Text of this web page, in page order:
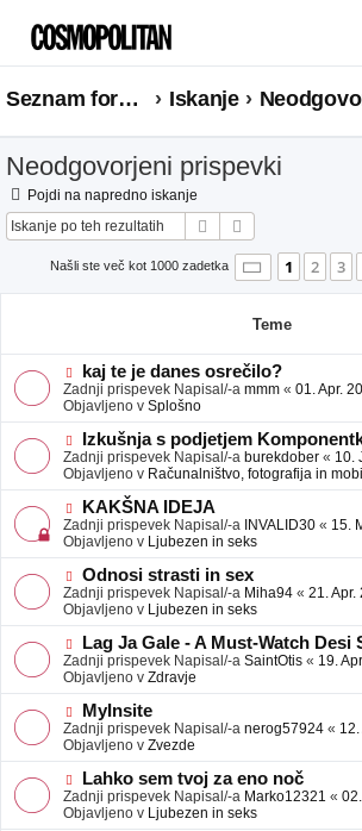
Seznam forumov Iskanje
Neodgovorjeni prispevki
Pojdi na napredno iskanje
Iskanje
Našli ste več kot 1000 zadetka Stran 1od34
1 2 3
Teme
N
o
v
e
o
b
j
a
v
e
kaj te je danes osrečilo?
Zadnji prispevek Napisal/-a mmm « 01. Apr.
Objavljeno v Splošno
N
o
v
e
o
b
j
a
v
e
Izkušnja s podjetjem
Zadnji prispevek Napisal/-a burekdober « 10.
Objavljeno v Računalništvo, fotografija in
N
o
v
e
o
b
j
a
v
e
KAKŠNA IDEJA
Zadnji prispevek Napisal/-a INVALID30 « 15.
Objavljeno v Ljubezen in seks
N
o
v
e
o
b
j
a
v
e
Odnosi strasti in sex
Zadnji prispevek Napisal/-a Miha94 « 21. Apr.
Objavljeno v Ljubezen in seks
N
o
v
e
o
b
j
a
v
e
Lag Ja Gale - A Must-Watch Desi
Zadnji prispevek Napisal/-a SaintOtis « 19.
Objavljeno v Zdravje
N
o
v
e
o
b
j
a
MyInsite
Zadnji prispevek Napisal/-a nerog57924 «
Objavljeno v Zvezde
N
o
v
e
Lahko sem tvoj za eno noč
Zadnji prispevek Napisal/-a Marko12321 «
Objavljeno v Ljubezen in seks